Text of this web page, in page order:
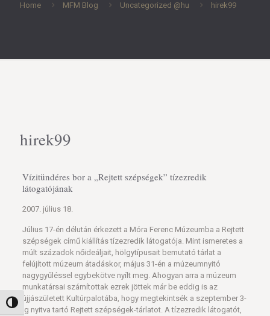
Nagy kontraszt váltása
Home MFM Blog Uncategorized @hu hirek99
hirek99
Vízitündéres bor a „Rejtett szépségek” tízezredik
látogatójának
2007. július 18.
Július 17-én délután érkezett a Móra Ferenc Múzeumba a Rejtett
szépségek című kiállítás tízezredik látogatója. Mint ismeretes a
múlt századok nőideáljait, hölgytípusait bemutató tárlat a
felújított múzeum átadáskor, május 31-én a múzeumnyitó
nagygyűléssel egybekötve nyílt meg. Ahogyan arra a múzeum
munkatársai számítottak ezrek jöttek már be eddig is az
újjászületett Kultúrpalotába, hogy megtekintsék a szeptember 3-
ig nyitva tartó Rejtett szépségek-tárlatot. A tízezredik látogatót,